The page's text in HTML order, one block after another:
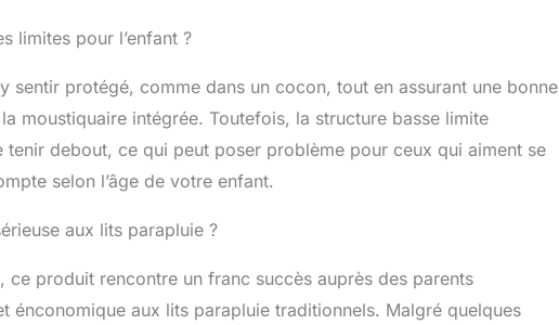
limites pour l’enfant ?
sentir protégé, comme dans un cocon, tout en assurant une bonne
moustiquaire intégrée. Toutefois, la structure basse limite
tenir debout, ce qui peut poser problème pour ceux qui aiment se
selon l’âge de votre enfant.
aux lits parapluie ?
produit rencontre un franc succès auprès des parents
énconomique aux lits parapluie traditionnels. Malgré quelques